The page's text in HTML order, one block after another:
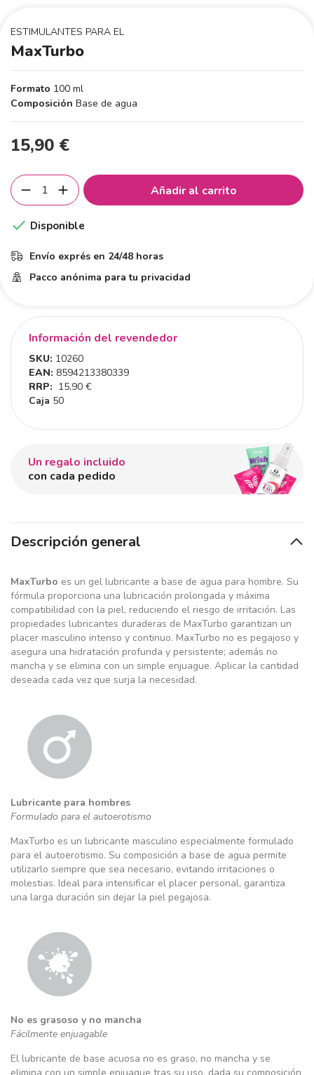
ESTIMULANTES PARA EL
MaxTurbo
Formato 100 ml
Composición Base de agua
15,90 €
Añadir al carrito
 Disponible
Envío exprés en 24/48 horas
Pacco anónima para tu privacidad
Información del revendedor
SKU: 10260
EAN: 8594213380339
RRP: 15,90 €
Caja 50
Un regalo incluido
con cada pedido
Descripción general
MaxTurbo es un gel lubricante a base de agua para hombre. Su
fórmula proporciona una lubricación prolongada y máxima
compatibilidad con la piel, reduciendo el riesgo de irritación. Las
propiedades lubricantes duraderas de MaxTurbo garantizan un
placer masculino intenso y continuo. MaxTurbo no es pegajoso y
asegura una hidratación profunda y persistente; además no
mancha y se elimina con un simple enjuague. Aplicar la cantidad
deseada cada vez que surja la necesidad.
Lubricante para hombres
Formulado para el autoerotismo
MaxTurbo es un lubricante masculino especialmente formulado
para el autoerotismo. Su composición a base de agua permite
utilizarlo siempre que sea necesario, evitando irritaciones o
molestias. Ideal para intensificar el placer personal, garantiza
una larga duración sin dejar la piel pegajosa.
No es grasoso y no mancha
Fácilmente enjuagable
El lubricante de base acuosa no es graso, no mancha y se